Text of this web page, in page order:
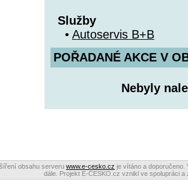
Služby
• Autoservis B+B
POŘADANÉ AKCE V
Nebyly
obsahu serveru www.e-cesko.cz je vítáno a doporučeno.
dále. Projekt E-ČESKO.cz vznikl ve spolupráci